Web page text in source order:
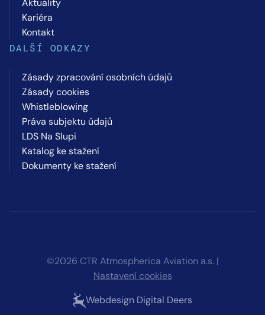
Aktuality
Kariéra
Kontakt
DALŠÍ ODKAZY
Zásady zpracování osobních údajů
Zásady cookies
Whistleblowing
Práva subjektu údajů
LDS Na Slupi
Katalog ke stažení
Dokumenty ke stažení
©2026 CTR Atmospherica Aviation a.s. |
Nastavení cookies
Webdesign Digital Deers